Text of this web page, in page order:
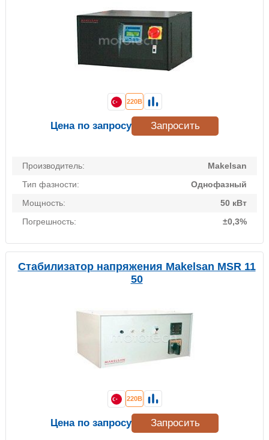
Производитель:
Makelsan
Тип фазности:
Однофазный
Мощность:
50 кВт
Погрешность:
±0,3%
220В
Цена по запросу Запросить
Стабилизатор напряжения Makelsan MSR 11
50
220В
Цена по запросу Запросить